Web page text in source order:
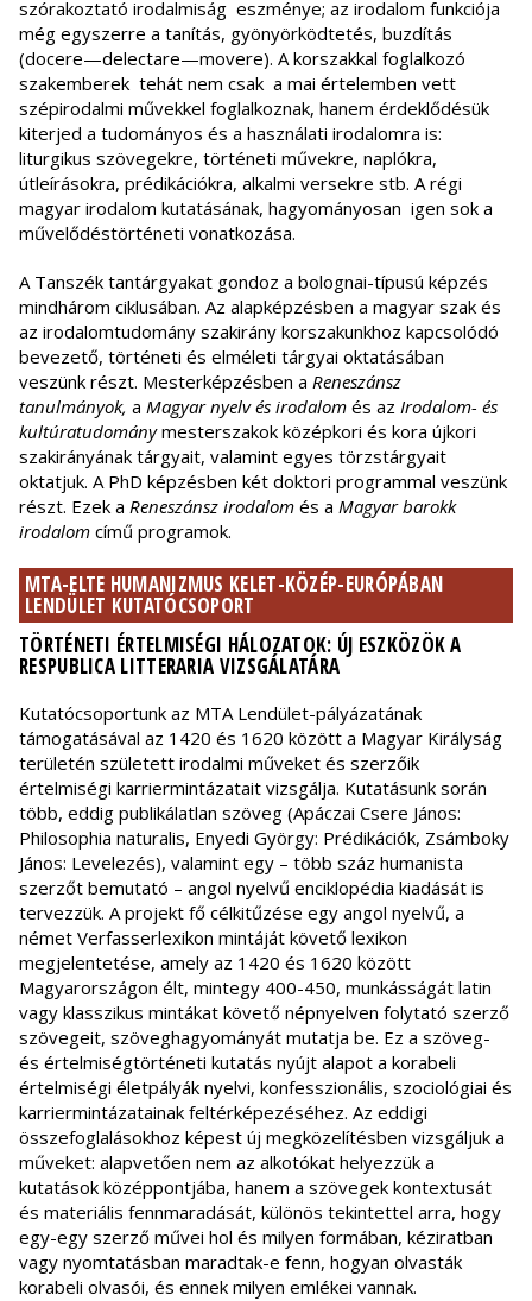
szórakoztató irodalmiság eszménye; az irodalom funkciója
még egyszerre a tanítás, gyönyörködtetés, buzdítás
(docere—delectare—movere). A korszakkal foglalkozó
szakemberek tehát nem csak a mai értelemben vett
szépirodalmi művekkel foglalkoznak, hanem érdeklődésük
kiterjed a tudományos és a használati irodalomra is:
liturgikus szövegekre, történeti művekre, naplókra,
útleírásokra, prédikációkra, alkalmi versekre stb. A régi
magyar irodalom kutatásának, hagyományosan igen sok a
művelődéstörténeti vonatkozása.
A Tanszék tantárgyakat gondoz a bolognai-típusú képzés
mindhárom ciklusában. Az alapképzésben a magyar szak és
az irodalomtudomány szakirány korszakunkhoz kapcsolódó
bevezető, történeti és elméleti tárgyai oktatásában
veszünk részt. Mesterképzésben a Reneszánsz
tanulmányok, a Magyar nyelv és irodalom és az Irodalom- és
kultúratudománymesterszakok középkori és kora újkori
szakirányának tárgyait, valamint egyes törzstárgyait
oktatjuk. A PhD képzésben két doktori programmal veszünk
részt. Ezek a Reneszánsz irodalom és a Magyar barokk
irodalom című programok.
MTA-ELTE HUMANIZMUS KELET-KÖZÉP-EURÓPÁBAN
LENDÜLET KUTATÓCSOPORT
TÖRTÉNETI ÉRTELMISÉGI HÁLOZATOK: ÚJ ESZKÖZÖK A
RESPUBLICA LITTERARIA VIZSGÁLATÁRA
Kutatócsoportunk az MTA Lendület-pályázatának
támogatásával az 1420 és 1620 között a Magyar Királyság
területén született irodalmi műveket és szerzőik
értelmiségi karriermintázatait vizsgálja. Kutatásunk során
több, eddig publikálatlan szöveg (Apáczai Csere János:
Philosophia naturalis, Enyedi György: Prédikációk, Zsámboky
János: Levelezés), valamint egy – több száz humanista
szerzőt bemutató – angol nyelvű enciklopédia kiadását is
tervezzük. A projekt fő célkitűzése egy angol nyelvű, a
német Verfasserlexikon mintáját követő lexikon
megjelentetése, amely az 1420 és 1620 között
Magyarországon élt, mintegy 400-450, munkásságát latin
vagy klasszikus mintákat követő népnyelven folytató szerző
szövegeit, szöveghagyományát mutatja be. Ez a szöveg-
és értelmiségtörténeti kutatás nyújt alapot a korabeli
értelmiségi életpályák nyelvi, konfesszionális, szociológiai és
karriermintázatainak feltérképezéséhez. Az eddigi
összefoglalásokhoz képest új megközelítésben vizsgáljuk a
műveket: alapvetően nem az alkotókat helyezzük a
kutatások középpontjába, hanem a szövegek kontextusát
és materiális fennmaradását, különös tekintettel arra, hogy
egy-egy szerző művei hol és milyen formában, kéziratban
vagy nyomtatásban maradtak-e fenn, hogyan olvasták
korabeli olvasói, és ennek milyen emlékei vannak.